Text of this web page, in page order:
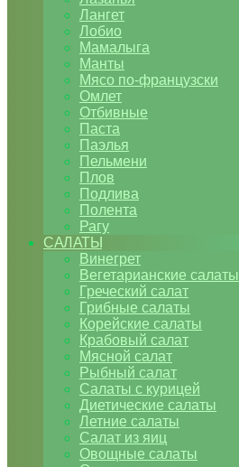
Лангет
Лобио
Мамалыга
Манты
Мясо по-французски
Омлет
Отбивные
Паста
Паэлья
Пельмени
Плов
Подлива
Полента
Рагу
САЛАТЫ
Винегрет
Вегетарианские салаты
Греческий салат
Грибные салаты
Корейские салаты
Крабовый салат
Мясной салат
Рыбный салат
Салаты с курицей
Диетические салаты
Летние салаты
Салат из яиц
Овощные салаты